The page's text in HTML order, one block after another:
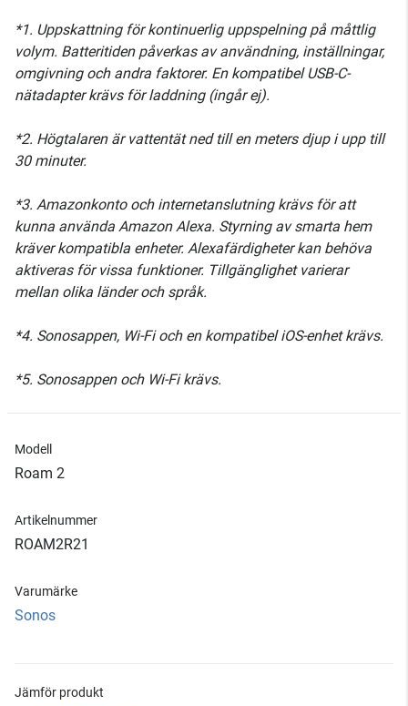
*1. Uppskattning för kontinuerlig uppspelning på måttlig
volym. Batteritiden påverkas av användning, inställningar,
omgivning och andra faktorer. En kompatibel USB-C-
nätadapter krävs för laddning (ingår ej).
*2. Högtalaren är vattentät ned till en meters djup i upp till
30 minuter.
*3. Amazonkonto och internetanslutning krävs för att
kunna använda Amazon Alexa. Styrning av smarta hem
kräver kompatibla enheter. Alexafärdigheter kan behöva
aktiveras för vissa funktioner. Tillgänglighet varierar
mellan olika länder och språk.
*4. Sonosappen, Wi-Fi och en kompatibel iOS-enhet krävs.
*5. Sonosappen och Wi-Fi krävs.
Modell
Roam 2
Artikelnummer
ROAM2R21
Varumärke
Sonos
Jämför produkt